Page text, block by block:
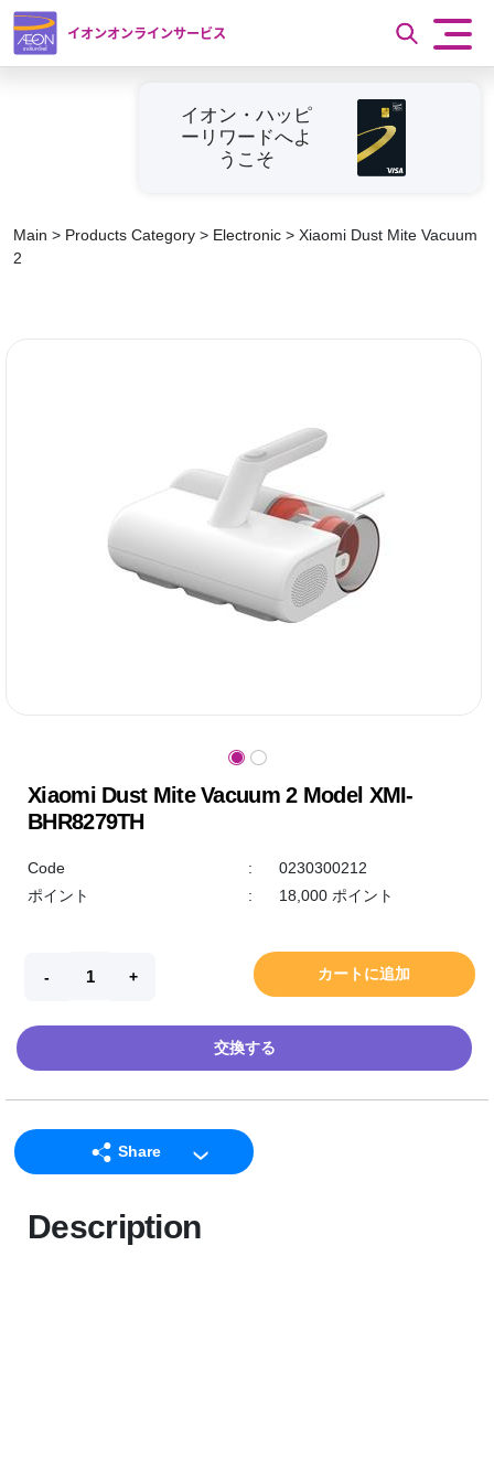
イオンオンラインサービス
イオン・ハッピ
ーリワードへよ
うこそ
Main > Products Category > Electronic > Xiaomi Dust Mite Vacuum
2
Xiaomi Dust Mite Vacuum 2 Model XMI-
BHR8279TH
Code :
0230300212
ポイント
: 18,000 ポイント
カートに追加
交換する
Share
Facebook
Description